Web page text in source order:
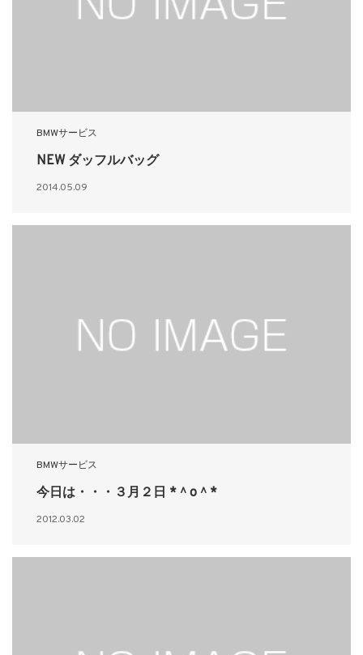
BMWサービス
NEW ダッフルバッグ
2014.05.09
BMWサービス
今日は・・・３月２日 *＾o＾*
2012.03.02